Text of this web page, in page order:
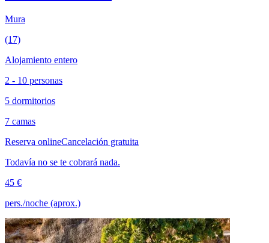
Mura
(17)
Alojamiento entero
2 - 10 personas
5 dormitorios
7 camas
Reserva onlineCancelación gratuita
Todavía no se te cobrará nada.
45 €
pers./noche (aprox.)